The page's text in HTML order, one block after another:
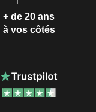
+ de 20 ans
à vos côtés